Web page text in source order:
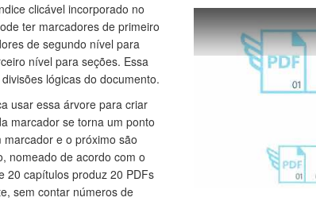
clicável incorporado no
ter marcadores de primeiro
de segundo nível para
nível para seções. Essa
lógicas do documento.
usar essa árvore para criar
marcador se torna um ponto
e o próximo são
nomeado de acordo com o
20 capítulos produz 20 PDFs
sem contar números de